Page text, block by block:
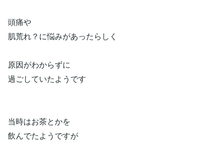
頭痛や
肌荒れ？に悩みがあったらしく
原因がわからずに
過ごしていたようです
当時はお茶とかを
飲んでたようですが